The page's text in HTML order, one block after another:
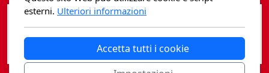
esterni. Ulteriori informazioni
Accetta tutti i cookie
Varia
Fidia edizioni d'arte